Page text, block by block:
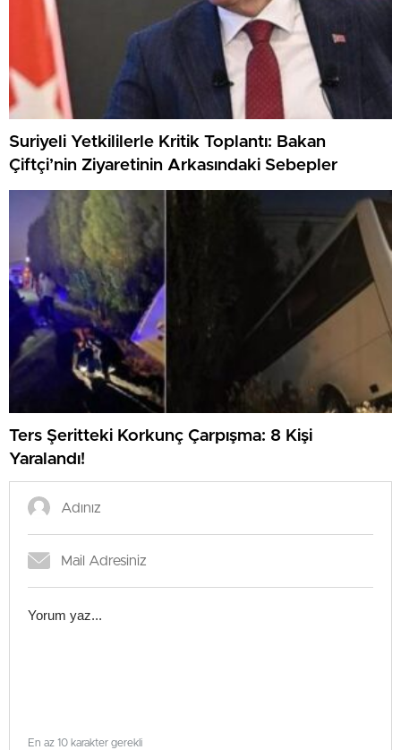
Suriyeli Yetkililerle Kritik Toplantı: Bakan
Çiftçi’nin Ziyaretinin Arkasındaki Sebepler
Ters Şeritteki Korkunç Çarpışma: 8 Kişi
Yaralandı!
En az 10 karakter gerekli